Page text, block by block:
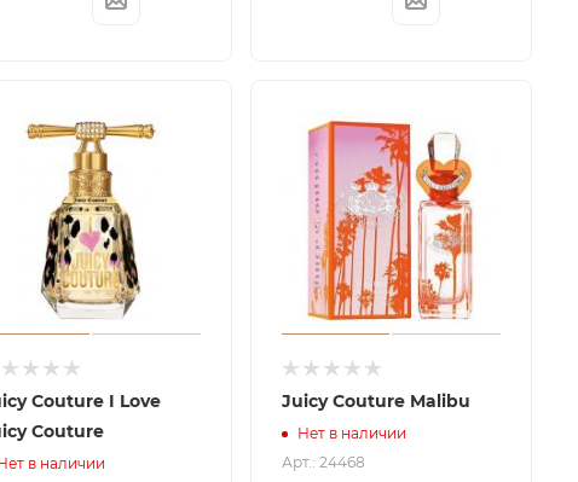
Couture I Love
Couture
в наличии
Juicy Couture Malibu
Нет в наличии
Арт.: 24468